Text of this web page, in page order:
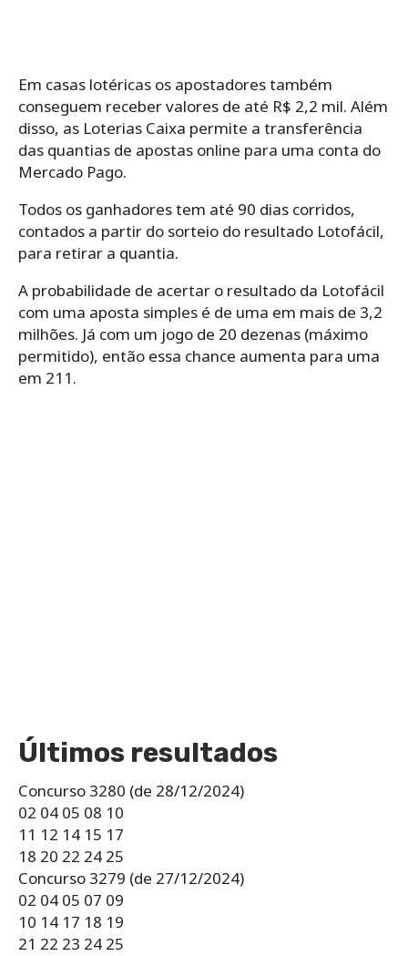
Em casas lotéricas os apostadores também
conseguem receber valores de até R$ 2,2 mil. Além
disso, as Loterias Caixa permite a transferência
das quantias de apostas online para uma conta do
Mercado Pago.
Todos os ganhadores tem até 90 dias corridos,
contados a partir do sorteio do resultado Lotofácil,
para retirar a quantia.
A probabilidade de acertar o resultado da Lotofácil
com uma aposta simples é de uma em mais de 3,2
milhões. Já com um jogo de 20 dezenas (máximo
permitido), então essa chance aumenta para uma
em 211.
Últimos resultados
Concurso 3280 (de 28/12/2024)
02 04 05 08 10
11 12 14 15 17
18 20 22 24 25
Concurso 3279 (de 27/12/2024)
02 04 05 07 09
10 14 17 18 19
21 22 23 24 25